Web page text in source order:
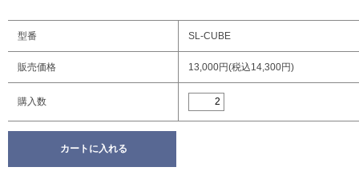
型番 SL-CUBE
販売価格 13,000円(税込14,300円)
購入数